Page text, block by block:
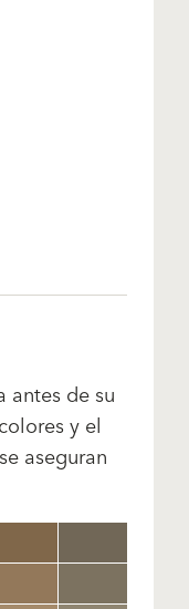
antes de su
y el
aseguran